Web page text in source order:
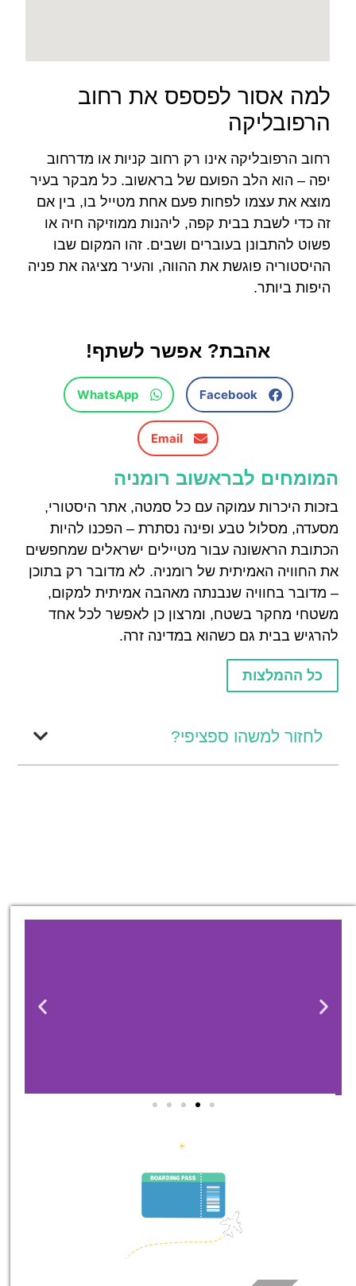
למה אסור לפספס את רחוב
הרפובליקה
רחוב הרפובליקה אינו רק רחוב קניות או מדרחוב
יפה – הוא הלב הפועם של בראשוב. כל מבקר בעיר
מוצא את עצמו לפחות פעם אחת מטייל בו, בין אם
זה כדי לשבת בבית קפה, ליהנות ממוזיקה חיה או
פשוט להתבונן בעוברים ושבים. זהו המקום שבו
ההיסטוריה פוגשת את ההווה, והעיר מציגה את פניה
היפות ביותר.
אהבת? אפשר לשתף!
Facebook
WhatsApp
Email
המומחים לבראשוב רומניה
בזכות היכרות עמוקה עם כל סמטה, אתר היסטורי,
מסעדה, מסלול טבע ופינה נסתרת – הפכנו להיות
הכתובת הראשונה עבור מטיילים ישראלים שמחפשים
את החוויה האמיתית של רומניה. לא מדובר רק בתוכן
– מדובר בחוויה שנבנתה מאהבה אמיתית למקום,
משטחי מחקר בשטח, ומרצון כן לאפשר לכל אחד
להרגיש בבית גם כשהוא במדינה זרה.
כל ההמלצות
לחזור למשהו ספציפי?
הדרכה מקצועית ואינפורמטיבית
במיוחד עבורכם!
לחצו פה!